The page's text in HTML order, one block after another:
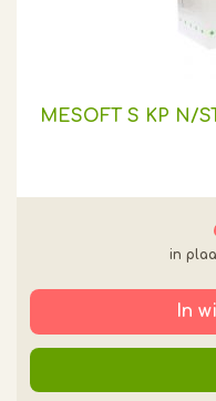
MESOFT S KP N/
In